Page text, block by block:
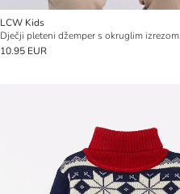
LCW Kids
Dječji pleteni džemper s okruglim izrezom
10.95 EUR